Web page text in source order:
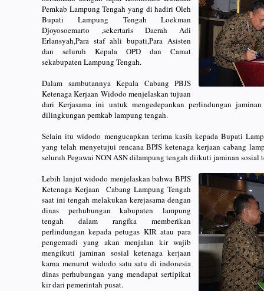
Pemkab Lampung Tengah yang di hadiri Oleh
Bupati Lampung Tengah Loekman
Djoyosoemarto ,sekertaris Daerah Adi
Erlansyah,Para staf ahli bupati,Para Asisten
dan seluruh Kepala OPD dan Camat
sekabupaten Lampung Tengah.
Dalam sambutannya Kepala Cabang PBJS
Ketenaga Kerjaan Widodo menjelaskan tujuan
dari Kerjasama ini untuk mengedepankan perlindungan
dilingkungan pemkab lampung tengah.
Selain itu widodo mengucapkan terima kasih kepada Bupati
yang telah menyetujui rencana BPJS ketenaga kerjaan cabang
seluruh Pegawai NON ASN dilampung tengah diikuti jaminan sosial
Lebih lanjut widodo menjelaskan bahwa BPJS
Ketenaga Kerjaan Cabang Lampung Tengah
saat ini tengah melakukan kerejasama dengan
dinas perhubungan kabupaten lampung
tengah dalam rangfka memberikan
perlindungan kepada petugas KIR atau para
pengemudi yang akan menjalan kir wajib
mengikuti jaminan sosial ketenaga kerjaan
karna menurut widodo satu satu di indonesia
dinas perhubungan yang mendapat sertipikat
kir dari pemerintah pusat.